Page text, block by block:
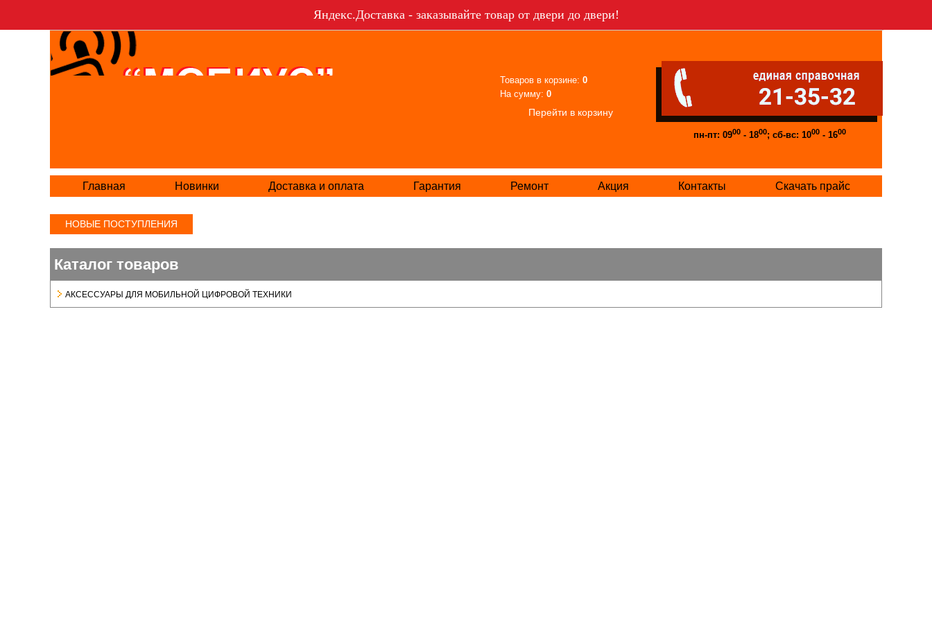
Яндекс.Доставка - заказывайте товар от двери до двери!
Товаров в корзине: 0
На сумму: 0
Перейти в корзину
пн-пт: 0900- 1800; сб-вс: 1000- 1600
Главная Новинки Доставка и оплата Гарантия Ремонт Акция Контакты Скачать прайс
НОВЫЕ ПОСТУПЛЕНИЯ
Каталог товаров
АКСЕСCУАРЫ ДЛЯ МОБИЛЬНОЙ ЦИФРОВОЙ ТЕХНИКИ